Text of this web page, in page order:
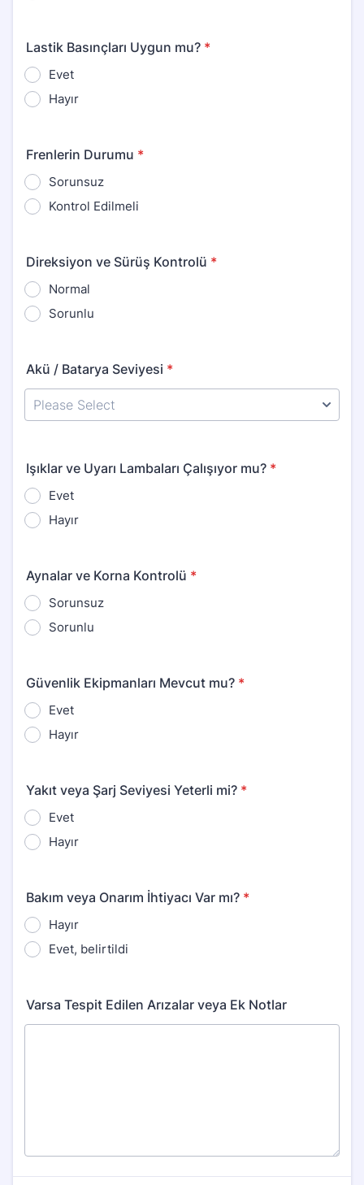
Lastik Basınçları Uygun mu? *
Evet
Hayır
Frenlerin Durumu *
Sorunsuz
Kontrol Edilmeli
Direksiyon ve Sürüş Kontrolü *
Normal
Sorunlu
Akü / Batarya Seviyesi *
Işıklar ve Uyarı Lambaları Çalışıyor mu? *
Evet
Hayır
Aynalar ve Korna Kontrolü *
Sorunsuz
Sorunlu
Güvenlik Ekipmanları Mevcut mu? *
Evet
Hayır
Yakıt veya Şarj Seviyesi Yeterli mi? *
Evet
Hayır
Bakım veya Onarım İhtiyacı Var mı? *
Hayır
Evet, belirtildi
Varsa Tespit Edilen Arızalar veya Ek Notlar